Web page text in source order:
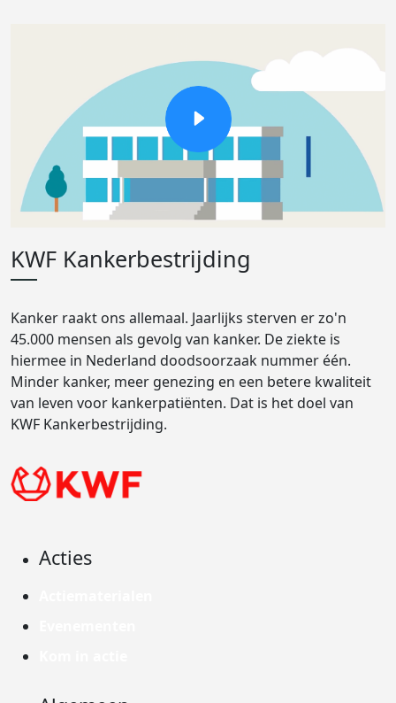
KWF Kankerbestrijding
Kanker raakt ons allemaal. Jaarlijks sterven er zo'n
45.000 mensen als gevolg van kanker. De ziekte is
hiermee in Nederland doodsoorzaak nummer één.
Minder kanker, meer genezing en een betere kwaliteit
van leven voor kankerpatiënten. Dat is het doel van
KWF Kankerbestrijding.
Acties